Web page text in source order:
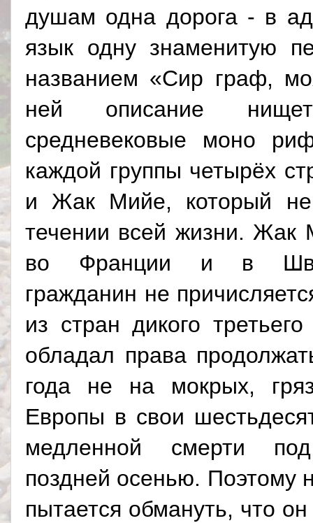
душам одна дорога - в
язык одну знаменитую
названием «Сир граф,
ней описание
средневековые моно
каждой группы четырёх
и Жак Мийе, который не
течении всей жизни. Жак
во Франции и в
гражданин не
из стран дикого
обладал права
года не на мокрых,
Европы в свои
медленной смерти
поздней осенью.
пытается обмануть, что